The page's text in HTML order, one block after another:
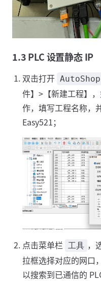
1.3 PLC 设置静态 IP
双击打开 AutoShop
件】>【新建工程】
作，填写工程名称，
Easy521；
点击菜单栏 工具 ，
拉框选择对应的网口
以搜索到已通信的